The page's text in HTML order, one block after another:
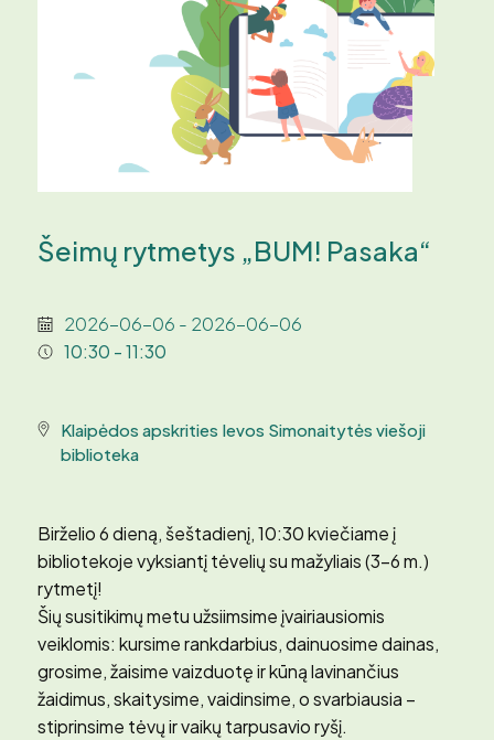
Šeimų rytmetys „BUM! Pasaka“
2026-06-06 - 2026-06-06
10:30 - 11:30
Klaipėdos apskrities Ievos Simonaitytės viešoji
biblioteka
Birželio 6 dieną, šeštadienį, 10:30 kviečiame į
bibliotekoje vyksiantį tėvelių su mažyliais (3-6 m.)
rytmetį!
Šių susitikimų metu užsiimsime įvairiausiomis
veiklomis: kursime rankdarbius, dainuosime dainas,
grosime, žaisime vaizduotę ir kūną lavinančius
žaidimus, skaitysime, vaidinsime, o svarbiausia –
stiprinsime tėvų ir vaikų tarpusavio ryšį.